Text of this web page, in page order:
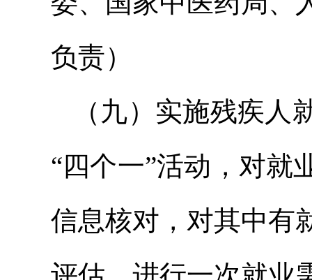
负责）
（九）实施残疾
“四个一”活动，对就
信息核对，对其中有